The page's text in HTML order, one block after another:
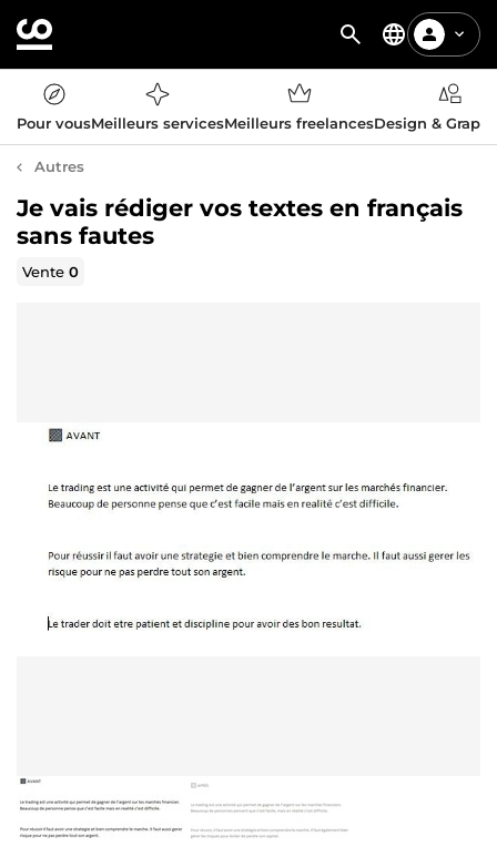
Pour vousMeilleurs servicesMeilleurs freelancesDesign &
Autres
Je vais rédiger vos textes en français
sans fautes
Vente0